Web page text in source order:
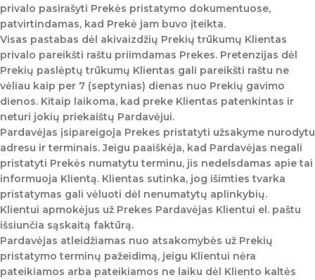
privalo pasirašyti Prekės pristatymo dokumentuose,
patvirtindamas, kad Prekė jam buvo įteikta.
Visas pastabas dėl akivaizdžių Prekių trūkumų Klientas
privalo pareikšti raštu priimdamas Prekes. Pretenzijas dėl
Prekių paslėptų trūkumų Klientas gali pareikšti raštu ne
vėliau kaip per 7 (septynias) dienas nuo Prekių gavimo
dienos. Kitaip laikoma, kad preke Klientas patenkintas ir
neturi jokių priekaištų Pardavėjui.
Pardavėjas įsipareigoja Prekes pristatyti užsakyme nurodytu
adresu ir terminais. Jeigu paaiškėja, kad Pardavėjas negali
pristatyti Prekės numatytu terminu, jis nedelsdamas apie tai
informuoja Klientą. Klientas sutinka, jog išimties tvarka
pristatymas gali vėluoti dėl nenumatytų aplinkybių.
Klientui apmokėjus už Prekes Pardavėjas Klientui el. paštu
išsiunčia sąskaitą faktūrą.
Pardavėjas atleidžiamas nuo atsakomybės už Prekių
pristatymo terminų pažeidimą, jeigu Klientui nėra
pateikiamos arba pateikiamos ne laiku dėl Kliento kaltės